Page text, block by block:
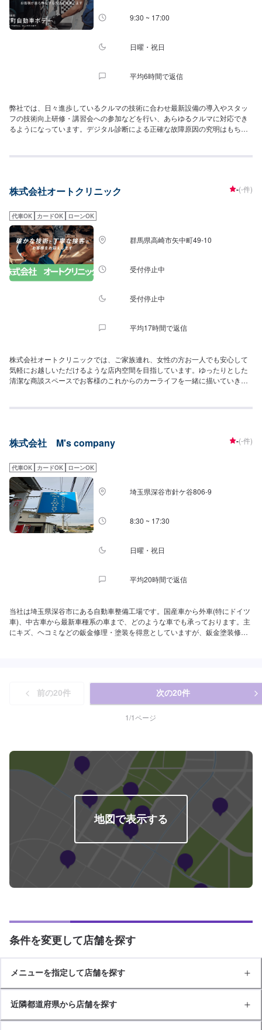
9:30 ~ 17:00
日曜・祝日
平均6時間で返信
弊社では、日々進歩しているクルマの技術に合わせ最新設備の導入やスタッ
フの技術向上研修・講習会への参加などを行い、あらゆるクルマに対応でき
るようになっています。デジタル診断による正確な故障原因の究明はもちろ
る点検・メンテナンス、クルマのパーツ交換や取り付け・カスタムなど様々
株式会社オートクリニック -(-件)
代車OK カードOK ローンOK
群馬県高崎市矢中町49-10
受付停止中
受付停止中
平均17時間で返信
株式会社オートクリニックでは、ご家族連れ、女性の方お一人でも安心して
気軽にお越しいただけるような店内空間を目指しています。ゆったりとした
清潔な商談スペースでお客様のこれからのカーライフを一緒に描いていきま
で、お気軽にお問合せ下さいませ！
株式会社 M's company -(-件)
代車OK カードOK ローンOK
埼玉県深谷市針ケ谷806‐9
8:30 ~ 17:30
日曜・祝日
平均20時間で返信
当社は埼玉県深谷市にある自動車整備工場です。国産車から外車(特にドイツ
車)、中古車から最新車種系の車まで、どのような車でも承っております。主
にキズ、ヘコミなどの鈑金修理・塗装を得意としていますが、鈑金塗装修理
の大切なお車の修理・整備は私たちにお任せください。
前の20件 次の20件
1/1ページ
地図で表示する
条件を変更して店舗を探す
メニューを指定して店舗を探す
近隣都道府県から店舗を探す